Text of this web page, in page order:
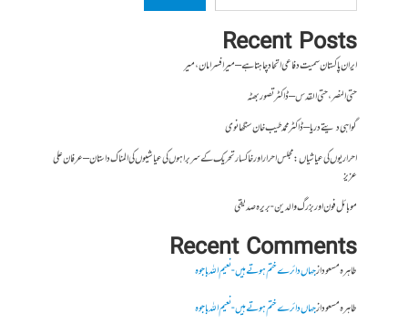
Recent Posts
ایران پاکستان سمیت دفاعی اتحاد چاہتا ہے – میر افسر امان،میر
حتی النصر ، حتی القدس – ڈاکٹر تصور بھٹہ
گواہی دیتے دریا – ڈاکٹر محمد طیب خان سنگھانوی
احراریوں کی عیاشیاں : مجلس احرار اور خاکسار تحریک کے سربراہوں کی عیاشیوں کی المناک داستان – عرفان علی
عزیز
موبائل فون اور بزرگ والدین- بریرہ صدیقی
Recent Comments
طاہرہ مسعودازجہاں دائرے ختم ہوتے ہیں- نعیم اللہ باجوہ
طاہرہ مسعودازجہاں دائرے ختم ہوتے ہیں- نعیم اللہ باجوہ